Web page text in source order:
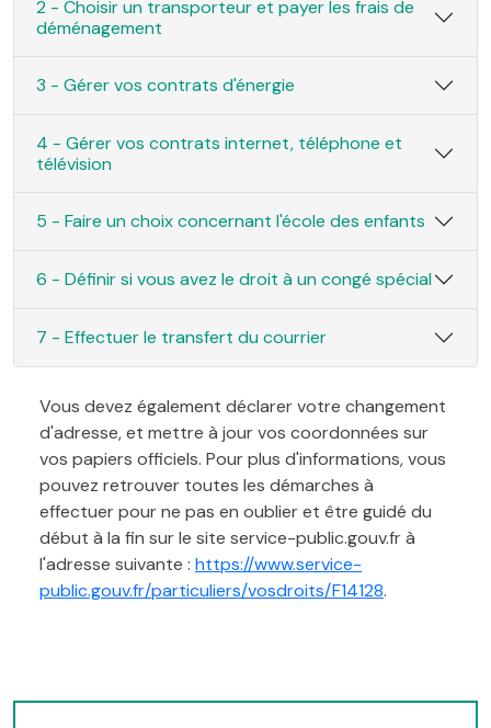
2 - Choisir un transporteur et payer les frais de
déménagement
3 - Gérer vos contrats d'énergie
4 - Gérer vos contrats internet, téléphone et
télévision
5 - Faire un choix concernant l'école des enfants
6 - Définir si vous avez le droit à un congé spécial
7 - Effectuer le transfert du courrier
Vous devez également déclarer votre changement
d'adresse, et mettre à jour vos coordonnées sur
vos papiers officiels. Pour plus d'informations, vous
pouvez retrouver toutes les démarches à
effectuer pour ne pas en oublier et être guidé du
début à la fin sur le site service-public.gouv.fr à
l'adresse suivante : https://www.service-
public.gouv.fr/particuliers/vosdroits/F14128.